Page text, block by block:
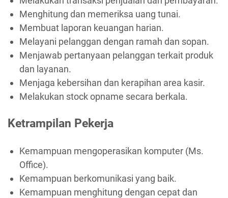
Menghitung dan memeriksa uang tunai.
Membuat laporan keuangan harian.
Melayani pelanggan dengan ramah dan sopan.
Menjawab pertanyaan pelanggan terkait produk
dan layanan.
Menjaga kebersihan dan kerapihan area kasir.
Melakukan stock opname secara berkala.
Ketrampilan Pekerja
Kemampuan mengoperasikan komputer (Ms.
Office).
Kemampuan berkomunikasi yang baik.
Kemampuan menghitung dengan cepat dan